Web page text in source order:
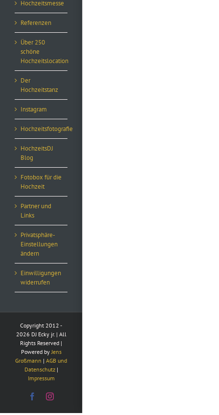
Hochzeitsmesse
Referenzen
Über 250
schöne
Hochzeitslocation
Der
Hochzeitstanz
Instagram
Hochzeitsfotografie
HochzeitsDJ
Blog
Fotobox für die
Hochzeit
Partner und
Links
Privatsphäre-
Einstellungen
ändern
Einwilligungen
widerrufen
Copyright 2012 -
2026 DJ Ecky jr. | All
Rights Reserved |
Powered byJens
Großmann | AGB und
Datenschutz|
Impressum
FacebookInstagram